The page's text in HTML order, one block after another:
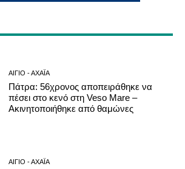
ΑΊΓΙΟ - ΑΧΑΪ́Α
Πάτρα: 56χρονος αποπειράθηκε να
πέσει στο κενό στη Veso Mare –
Ακινητοποιήθηκε από θαμώνες
ΑΊΓΙΟ - ΑΧΑΪ́Α